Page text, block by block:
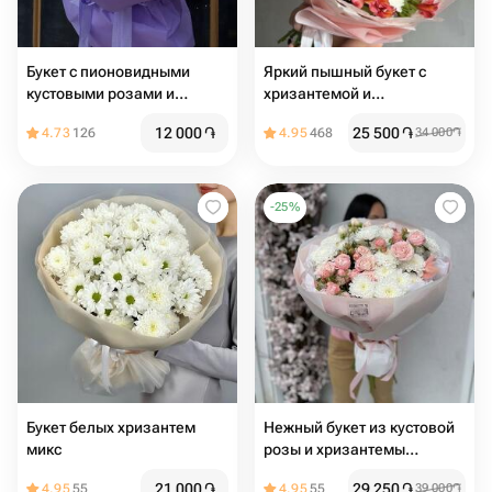
Букет с пионовидными
кустовыми розами и
4.73 126 12 000֏
Яркий пышный букет с
хризантемой и
4.95468 25 500֏34 000֏
Букет белых хризантем
микс
4.9555
-25%
Нежный букет из кустовой
розы и хризантемы
4.9555 39 000֏